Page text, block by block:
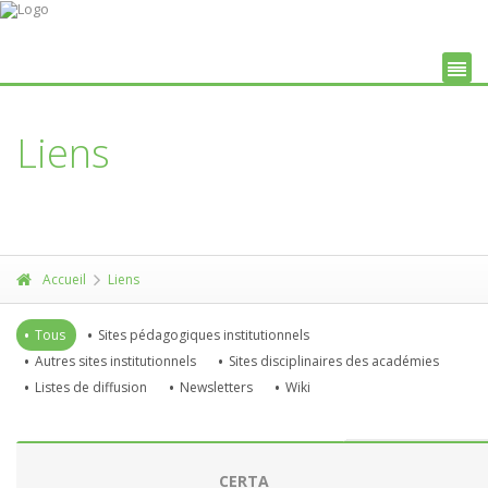
Liens
Accueil Liens
Tous
Sites pédagogiques institutionnels
Autres sites institutionnels
Sites disciplinaires des académies
Listes de diffusion
Newsletters Wiki
CERTA